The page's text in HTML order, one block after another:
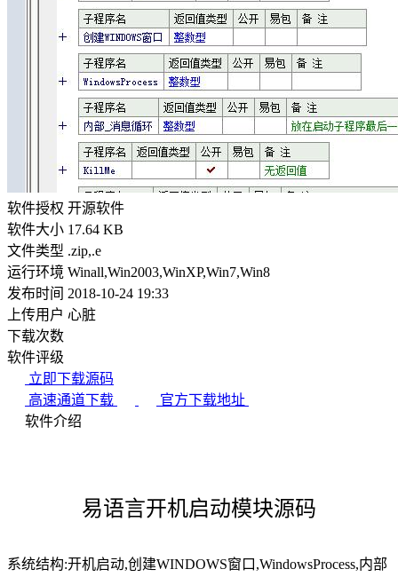
软件授权 开源软件
软件大小 17.64 KB
文件类型 .zip,.e
运行环境 Winall,Win2003,WinXP,Win7,Win8
发布时间 2018-10-24 19:33
上传用户 心脏
下载次数
软件评级
立即下载源码
高速通道下载
官方下载地址
软件介绍
易语言开机启动模块源码
系统结构:开机启动,创建WINDOWS窗口,WindowsProcess,内部